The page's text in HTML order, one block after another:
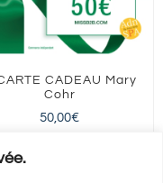
CADEAU Mary
Cohr
50,00€